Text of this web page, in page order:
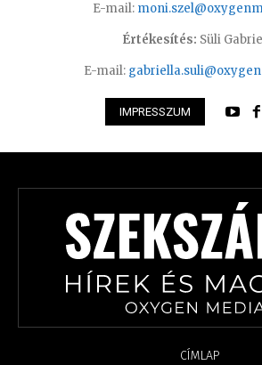
E-mail:
Értékesítés: Süli
E-mail:
IMPRESSZUM
CÍMLAP